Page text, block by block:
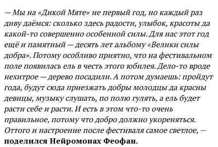
— Мы на «Дикой Мяте» не первый год, но каждый раз
диву даёмся: сколько здесь радости, улыбок, красоты да
какой-то совершенно особенной силы. Для нас этот год
ещё и памятный — десять лет альбому «Велики силы
добра». Потому особливо приятно, что на фестивальном
поле появилась ель в честь этого юбилея. Дело-то вроде
нехитрое — дерево посадили. А потом думаешь: пройдут
года, будут сюда приезжать добры молодцы да красны
девицы, музыку слушать, по полю гулять, а ель будет
расти себе и расти. И есть в этом что-то очень
правильное, потому что добро должно укореняться.
Оттого и настроение после фестиваля самое светлое, —
поделился Нейромонах Феофан.